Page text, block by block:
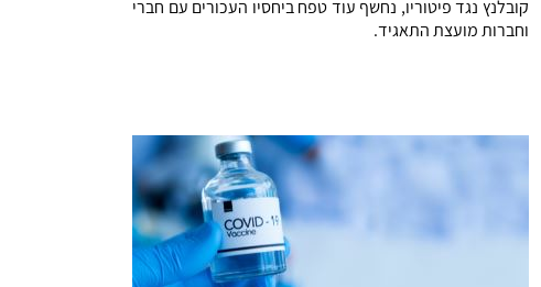
קובלנץ נגד פיטוריו, נחשף עוד טפח ביחסיו העכורים עם חברי
וחברות מועצת התאגיד.